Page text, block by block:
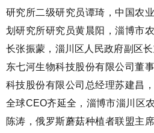
研究所二级研究员谭琦，中国农
划研究所研究员黄晨阳，淄博市
长张振蒙，淄川区人民政府副区
东七河生物科技股份有限公司董
科技股份有限公司总经理苏建昌
全球CEO齐延全，淄博市淄川区
陈涛，俄罗斯蘑菇种植者联盟主